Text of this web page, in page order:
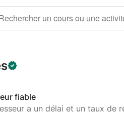
un cours ou une
fiable
a un délai et un taux de